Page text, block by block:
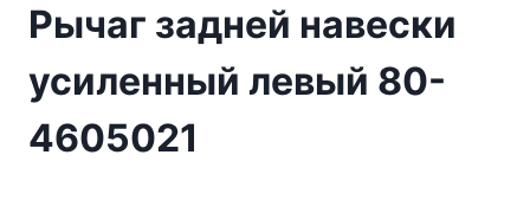
Рычаг задней навески
усиленный левый 80-
4605021